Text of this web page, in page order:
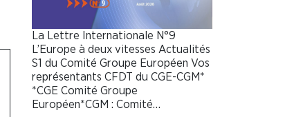
La Lettre Internationale N°9
L’Europe à deux vitesses Actualités
S1 du Comité Groupe Européen Vos
représentants CFDT du CGE-CGM*
*CGE Comité Groupe
Européen*CGM : Comité…